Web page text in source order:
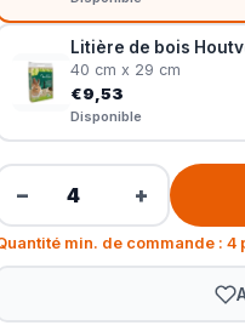
Litière de bois
40 cm x 29 cm
€9,53
Disponible
− +
min. de commande : 4